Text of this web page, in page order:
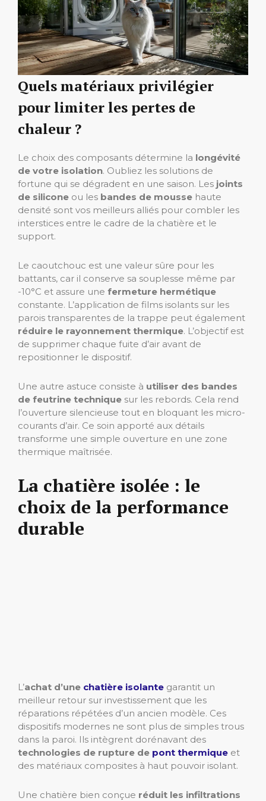
Quels matériaux privilégier
pour limiter les pertes de
chaleur ?
Le choix des composants détermine la longévité
de votre isolation. Oubliez les solutions de
fortune qui se dégradent en une saison. Les joints
de silicone ou les bandes de mousse haute
densité sont vos meilleurs alliés pour combler les
interstices entre le cadre de la chatière et le
support.
Le caoutchouc est une valeur sûre pour les
battants, car il conserve sa souplesse même par
-10°C et assure une fermeture hermétique
constante. L’application de films isolants sur les
parois transparentes de la trappe peut également
réduire le rayonnement thermique. L’objectif est
de supprimer chaque fuite d’air avant de
repositionner le dispositif.
Une autre astuce consiste à utiliser des bandes
de feutrine technique sur les rebords. Cela rend
l’ouverture silencieuse tout en bloquant les micro-
courants d’air. Ce soin apporté aux détails
transforme une simple ouverture en une zone
thermique maîtrisée.
La chatière isolée : le
choix de la performance
durable
L’achat d’une chatière isolante garantit un
meilleur retour sur investissement que les
réparations répétées d’un ancien modèle. Ces
dispositifs modernes ne sont plus de simples trous
dans la paroi. Ils intègrent dorénavant des
technologies de rupture de pont thermique et
des matériaux composites à haut pouvoir isolant.
Une chatière bien conçue réduit les infiltrations